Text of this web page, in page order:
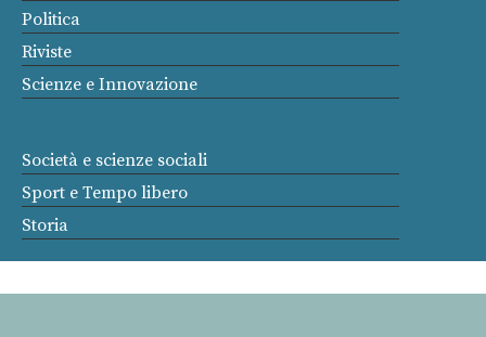
Politica
Riviste
Scienze e Innovazione
Società e scienze sociali
Sport e Tempo libero
Storia